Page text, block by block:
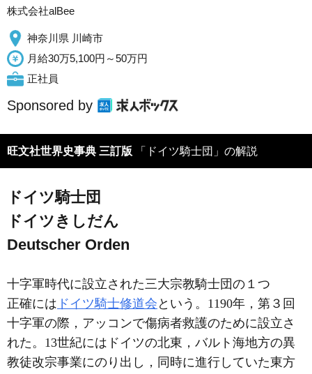
株式会社alBee
神奈川県 川崎市
月給30万5,100円～50万円
正社員
Sponsored by
旺文社世界史事典 三訂版 「ドイツ騎士団」の解説
ドイツ騎士団
ドイツきしだん
Deutscher Orden
十字軍時代に設立された三大宗教騎士団の１つ
正確には ドイツ騎士修道会 という。1190年，第３回
十字軍の際，アッコンで傷病者救護のために設立さ
れた。13世紀にはドイツの北東，バルト海地方の異
教徒改宗事業にのり出し，同時に進行していた東方